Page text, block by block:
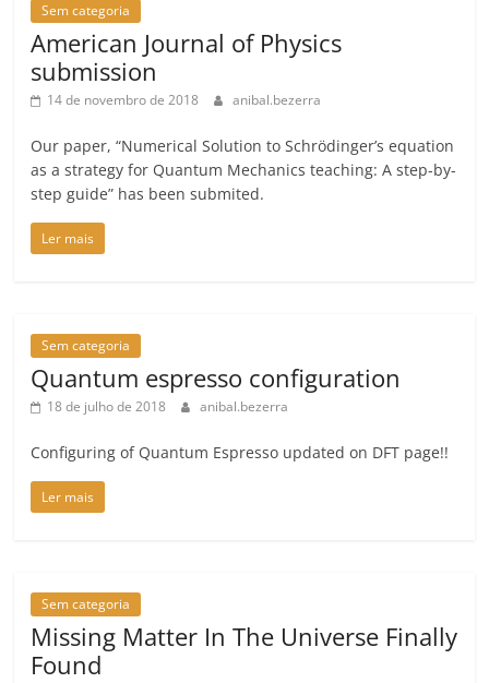
Sem categoria
American Journal of Physics
submission
14 de novembro de 2018 anibal.bezerra
Our paper, “Numerical Solution to Schrödinger’s equation
as a strategy for Quantum Mechanics teaching: A step-by-
step guide” has been submited.
Ler mais
Sem categoria
Quantum espresso configuration
18 de julho de 2018 anibal.bezerra
Configuring of Quantum Espresso updated on DFT page!!
Ler mais
Sem categoria
Missing Matter In The Universe Finally
Found